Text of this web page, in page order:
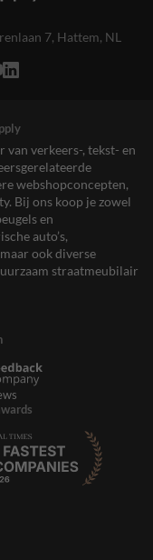
7, Hattem, NL
verkeers-, tekst- en
webshopconcepten,
Bij ons koop je zowel
en
auto’s,
ook diverse
straatmeubilair